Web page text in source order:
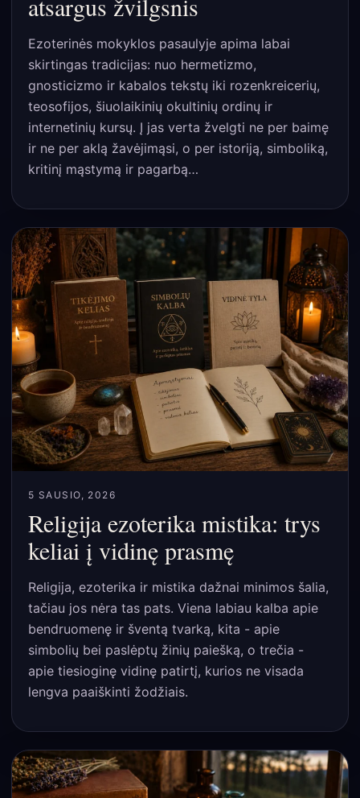
Ezoterinės mokyklos pasaulyje apima labai
skirtingas tradicijas: nuo hermetizmo,
gnosticizmo ir kabalos tekstų iki rozenkreicerių,
teosofijos, šiuolaikinių okultinių ordinų ir
internetinių kursų. Į jas verta žvelgti ne per baimę
ir ne per aklą žavėjimąsi, o per istoriją, simboliką,
kritinį mąstymą ir pagarbą…
5 SAUSIO, 2026
Religija ezoterika mistika: trys
keliai į vidinę prasmę
Religija, ezoterika ir mistika dažnai minimos šalia,
tačiau jos nėra tas pats. Viena labiau kalba apie
bendruomenę ir šventą tvarką, kita - apie
simbolių bei paslėptų žinių paiešką, o trečia -
apie tiesioginę vidinę patirtį, kurios ne visada
lengva paaiškinti žodžiais.